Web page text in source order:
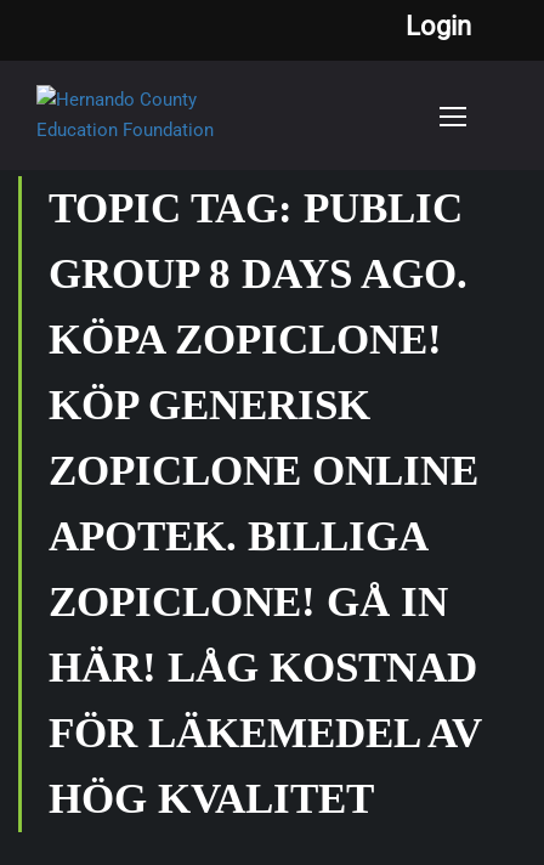
Login
TOPIC TAG: PUBLIC
GROUP 8 DAYS AGO.
KÖPA ZOPICLONE!
KÖP GENERISK
ZOPICLONE ONLINE
APOTEK. BILLIGA
ZOPICLONE! GÅ IN
HÄR! LÅG KOSTNAD
FÖR LÄKEMEDEL AV
HÖG KVALITET